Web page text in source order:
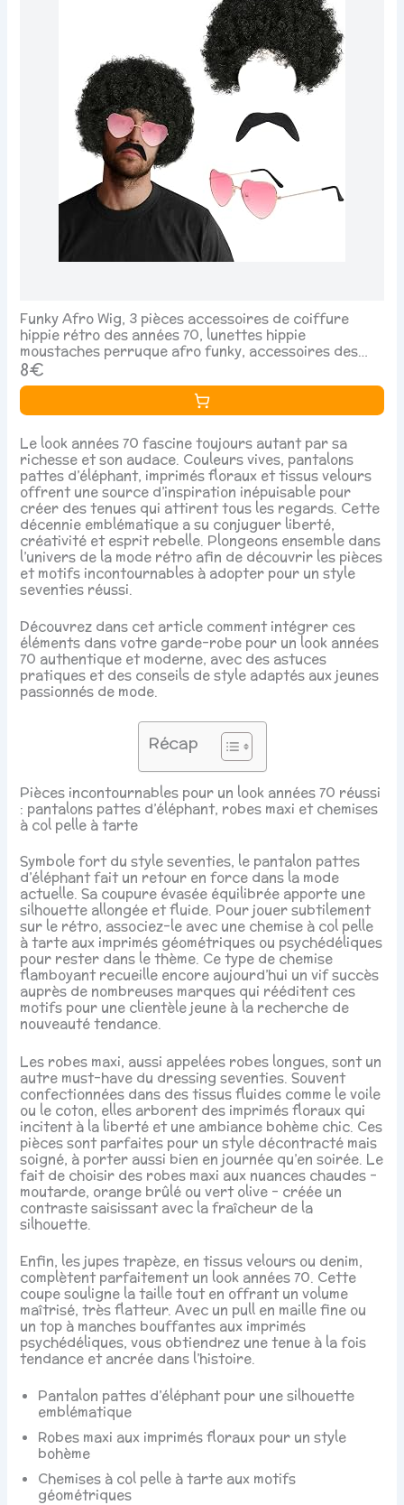
Funky Afro Wig, 3 pièces accessoires de coiffure
hippie rétro des années 70, lunettes hippie
moustaches perruque afro funky, accessoires des
années 60 et 70 pour hommes, costume
8€
Le look années 70 fascine toujours autant par sa
richesse et son audace. Couleurs vives, pantalons
pattes d’éléphant, imprimés floraux et tissus velours
offrent une source d’inspiration inépuisable pour
créer des tenues qui attirent tous les regards. Cette
décennie emblématique a su conjuguer liberté,
créativité et esprit rebelle. Plongeons ensemble dans
l’univers de la mode rétro afin de découvrir les pièces
et motifs incontournables à adopter pour un style
seventies réussi.
Découvrez dans cet article comment intégrer ces
éléments dans votre garde-robe pour un look années
70 authentique et moderne, avec des astuces
pratiques et des conseils de style adaptés aux jeunes
passionnés de mode.
Récap
Pièces incontournables pour un look années 70 réussi
: pantalons pattes d’éléphant, robes maxi et chemises
à col pelle à tarte
Symbole fort du style seventies, le pantalon pattes
d’éléphant fait un retour en force dans la mode
actuelle. Sa coupure évasée équilibrée apporte une
silhouette allongée et fluide. Pour jouer subtilement
sur le rétro, associez-le avec une chemise à col pelle
à tarte aux imprimés géométriques ou psychédéliques
pour rester dans le thème. Ce type de chemise
flamboyant recueille encore aujourd’hui un vif succès
auprès de nombreuses marques qui rééditent ces
motifs pour une clientèle jeune à la recherche de
nouveauté tendance.
Les robes maxi, aussi appelées robes longues, sont un
autre must-have du dressing seventies. Souvent
confectionnées dans des tissus fluides comme le voile
ou le coton, elles arborent des imprimés floraux qui
incitent à la liberté et une ambiance bohème chic. Ces
pièces sont parfaites pour un style décontracté mais
soigné, à porter aussi bien en journée qu’en soirée. Le
fait de choisir des robes maxi aux nuances chaudes –
moutarde, orange brûlé ou vert olive – créée un
contraste saisissant avec la fraîcheur de la
silhouette.
Enfin, les jupes trapèze, en tissus velours ou denim,
complètent parfaitement un look années 70. Cette
coupe souligne la taille tout en offrant un volume
maîtrisé, très flatteur. Avec un pull en maille fine ou
un top à manches bouffantes aux imprimés
psychédéliques, vous obtiendrez une tenue à la fois
tendance et ancrée dans l’histoire.
Pantalon pattes d’éléphant pour une silhouette
emblématique
Robes maxi aux imprimés floraux pour un style
bohème
Chemises à col pelle à tarte aux motifs
géométriques